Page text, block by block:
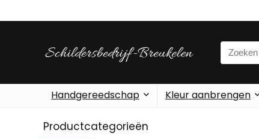
Search
for:
Handgereedschap Kleur aanbrengen
Productcategorieën